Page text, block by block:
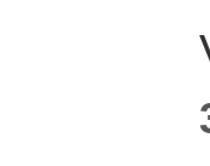
Anfang